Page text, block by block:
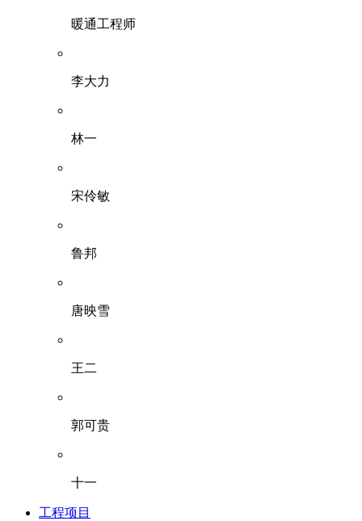
暖通工程师
李大力
林一
宋伶敏
鲁邦
唐映雪
王二
郭可贵
十一
工程项目